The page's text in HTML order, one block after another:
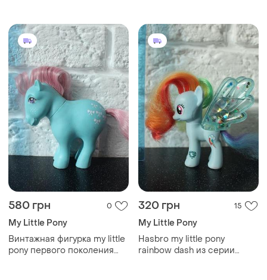
580 грн 0
My Little Pony
Винтажная фигурка my little
pony первого поколения
320 грн 15
My Little Pony
Hasbro my little pony
rainbow dash из серии